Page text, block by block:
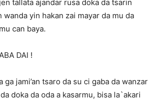
tallata ajandar rusa doka da tsarin
wanda yin hakan zai mayar da mu da
can baya.
DAI !
ga jami’an tsaro da su ci gaba da wanzar
doka da oda a kasarmu, bisa la`akari